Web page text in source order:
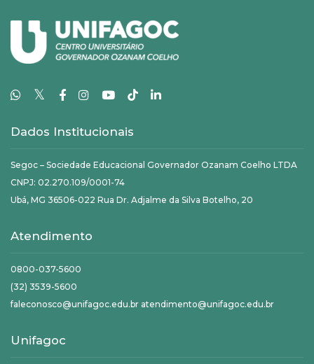
𝕏
Dados Institucionais
Segoc – Sociedade Educacional Governador Ozanam Coelho LTDA
CNPJ: 02.270.109/0001-74
Ubá, MG 36506-022 Rua Dr. Adjalme da Silva Botelho, 20
Atendimento
0800-037-5600
(32) 3539-5600
faleconosco@unifagoc.edu.br atendimento@unifagoc.edu.br
Unifagoc